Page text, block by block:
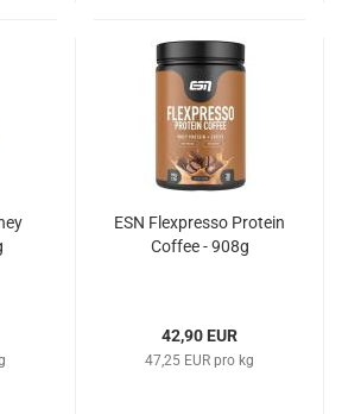
ESN Flexpresso Protein
Coffee - 908g
42,90 EUR
47,25 EUR pro kg